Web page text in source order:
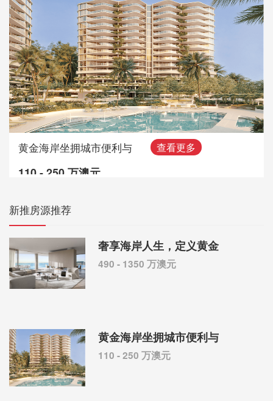
黄金海岸坐拥城市便利与
110 - 250 万澳元
查看更多
新推房源推荐
奢享海岸人生，定义黄金
490 - 1350 万澳元
黄金海岸坐拥城市便利与
110 - 250 万澳元